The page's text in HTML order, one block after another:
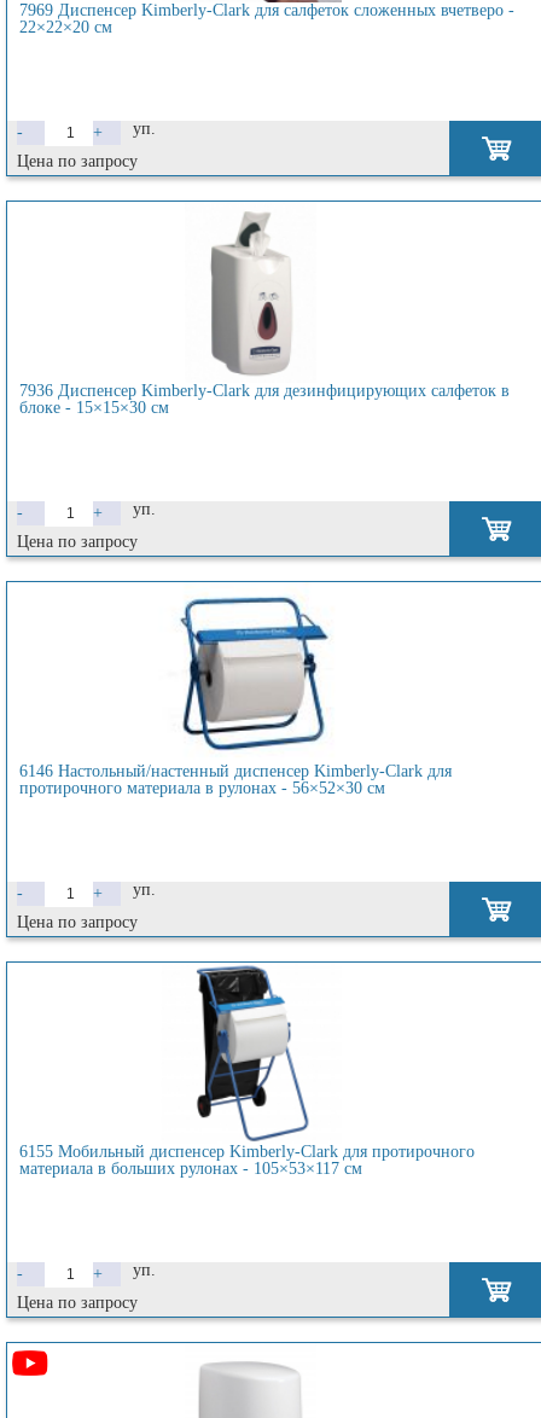
7969 Диспенсер Kimberly-Clark для салфеток сложенных вчетверо -
22×22×20 см
- +
уп.
Цена по запросу
7936 Диспенсер Kimberly-Clark для дезинфицирующих салфеток в
блоке - 15×15×30 см
- +
уп.
Цена по запросу
6146 Настольный/настенный диспенсер Kimberly-Clark для
протирочного материала в рулонах - 56×52×30 см
- +
уп.
Цена по запросу
6155 Мобильный диспенсер Kimberly-Clark для протирочного
материала в больших рулонах - 105×53×117 см
- +
уп.
Цена по запросу